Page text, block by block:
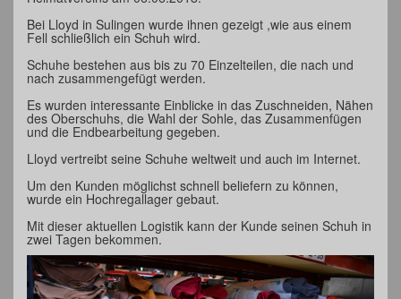
Bei Lloyd in Sulingen wurde ihnen gezeigt ,wie aus einem
Fell schließlich ein Schuh wird.
Schuhe bestehen aus bis zu 70 Einzelteilen, die nach und
nach zusammengefügt werden.
Es wurden interessante Einblicke in das Zuschneiden, Nähen
des Oberschuhs, die Wahl der Sohle, das Zusammenfügen
und die Endbearbeitung gegeben.
Lloyd vertreibt seine Schuhe weltweit und auch im Internet.
Um den Kunden möglichst schnell beliefern zu können,
wurde ein Hochregallager gebaut.
Mit dieser aktuellen Logistik kann der Kunde seinen Schuh in
zwei Tagen bekommen.